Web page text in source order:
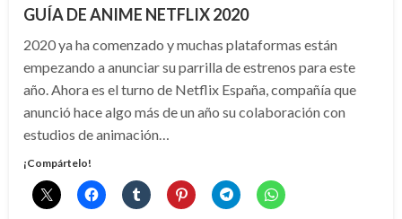
GUÍA DE ANIME NETFLIX 2020
2020 ya ha comenzado y muchas plataformas están
empezando a anunciar su parrilla de estrenos para este
año. Ahora es el turno de Netflix España, compañía que
anunció hace algo más de un año su colaboración con
estudios de animación…
¡Compártelo!